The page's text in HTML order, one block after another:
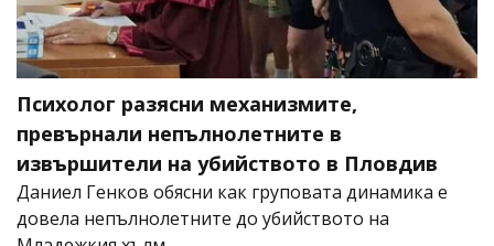
Психолог разясни механизмите,
превърнали непълнолетните в
извършители на убийството в Пловдив
Даниел Генков обясни как груповата динамика е
довела непълнолетните до убийството на